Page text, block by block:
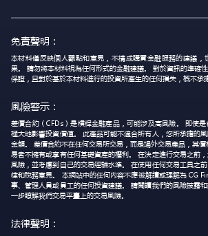
免責聲明：
本材料僅反映個人觀點和意見，不構成購買金融服務的建議
果。 請勿將本材料視為任何形式的金融建議。 對於資訊的準確
保證，且對於基於本材料進行的投資所產生的任何損失，概不承
風險警示：
差價合約（CFDs）是槓桿金融產品，可能涉及高風險。 即使
極大地影響投資價值。 此產品可能不適合所有人，您所承擔的
金額。 差價合約不在任何交易所交易，而是場外交易產品，其
易者不擁有或享有任何基礎資產的權利。 在決定進行交易之前
風險，並考慮到自己的交易經驗水準。 在使用任何交易工具之
律和稅務意見。 本網站中的任何內容不應被解讀或理解為 CG
事、管理人員或員工的任何投資建議。 請閱讀我們的風險披露
一步瞭解我們交易平臺上的交易風險。
法律聲明：